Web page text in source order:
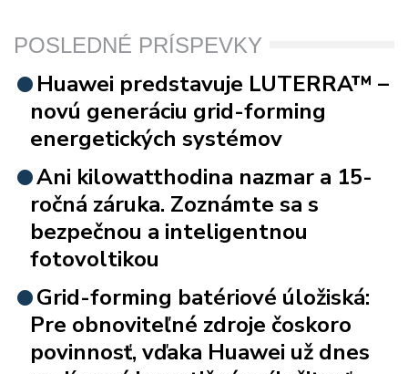
POSLEDNÉ PRÍSPEVKY
Huawei predstavuje LUTERRA™ –
novú generáciu grid-forming
energetických systémov
Ani kilowatthodina nazmar a 15-
ročná záruka. Zoznámte sa s
bezpečnou a inteligentnou
fotovoltikou
Grid-forming batériové úložiská:
Pre obnoviteľné zdroje čoskoro
povinnosť, vďaka Huawei už dnes